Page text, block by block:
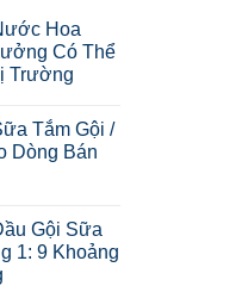
Hoa
Có Thể
Trường
Tắm Gội /
Dòng Bán
Gội Sữa
1: 9 Khoảng